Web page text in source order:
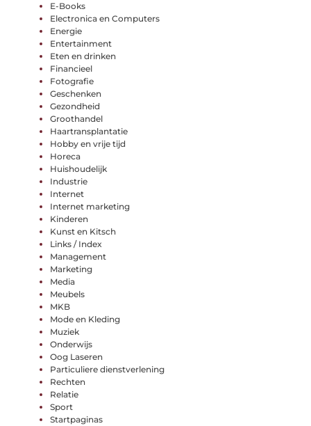
E-Books
Electronica en Computers
Energie
Entertainment
Eten en drinken
Financieel
Fotografie
Geschenken
Gezondheid
Groothandel
Haartransplantatie
Hobby en vrije tijd
Horeca
Huishoudelijk
Industrie
Internet
Internet marketing
Kinderen
Kunst en Kitsch
Links / Index
Management
Marketing
Media
Meubels
MKB
Mode en Kleding
Muziek
Onderwijs
Oog Laseren
Particuliere dienstverlening
Rechten
Relatie
Sport
Startpaginas